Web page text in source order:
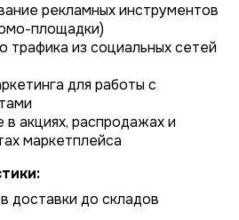
рекламных инструментов
площадки)
трафика из социальных сетей
для работы с
в акциях, распродажах и
маркетплейса
доставки до складов